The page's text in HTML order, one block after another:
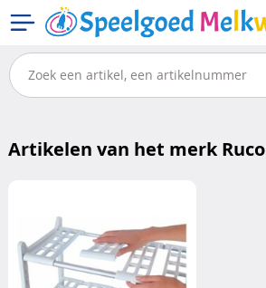
Artikelen van het merk Ruco